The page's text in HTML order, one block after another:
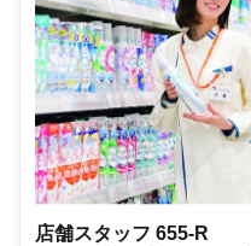
店舗スタッフ 655-R